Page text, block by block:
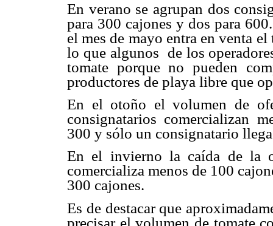
En verano se agrupan dos
para 300 cajones y dos para
el mes de mayo entra en venta
lo que algunos de los
tomate porque no pueden
productores de playa libre que
En el otoño el volumen de
consignatarios comercializan
300 y sólo un consignatario
En el invierno la caída de la
comercializa menos de 100
300 cajones.
Es de destacar que
precisar el volumen de tomate